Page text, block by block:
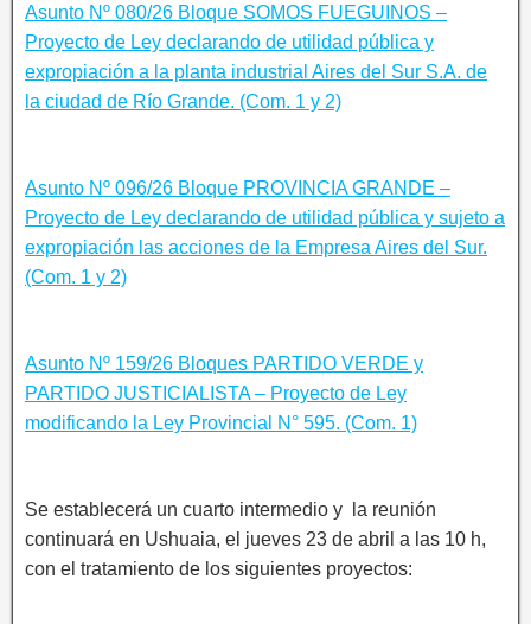
Asunto Nº 080/26 Bloque SOMOS FUEGUINOS –
Proyecto de Ley declarando de utilidad pública y
expropiación a la planta industrial Aires del Sur S.A. de
la ciudad de Río Grande. (Com. 1 y 2)
Asunto Nº 096/26 Bloque PROVINCIA GRANDE –
Proyecto de Ley declarando de utilidad pública y sujeto a
expropiación las acciones de la Empresa Aires del Sur.
(Com. 1 y 2)
Asunto Nº 159/26 Bloques PARTIDO VERDE y
PARTIDO JUSTICIALISTA – Proyecto de Ley
modificando la Ley Provincial N° 595. (Com. 1)
Se establecerá un cuarto intermedio y la reunión
continuará en Ushuaia, el jueves 23 de abril a las 10 h,
con el tratamiento de los siguientes proyectos: